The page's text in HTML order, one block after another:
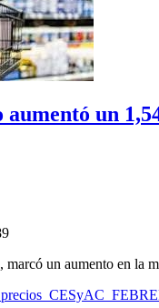
aumentó un
un aumento en la